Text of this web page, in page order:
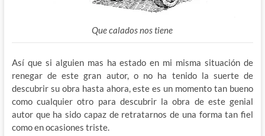
Que calados nos tiene
Así que si alguien mas ha estado en mi misma situación de
renegar de este gran autor, o no ha tenido la suerte de
descubrir su obra hasta ahora, este es un momento tan bueno
como cualquier otro para descubrir la obra de este genial
autor que ha sido capaz de retratarnos de una forma tan fiel
como en ocasiones triste.